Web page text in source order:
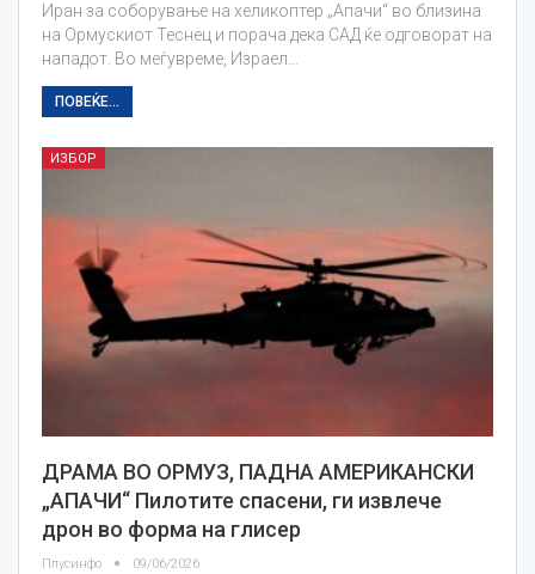
Иран за соборување на хеликоптер „Апачи“ во близина
на Ормускиот Теснец и порача дека САД ќе одговорат на
нападот. Во меѓувреме, Израел…
ПОВЕЌЕ...
ИЗБОР
ДРАМА ВО ОРМУЗ, ПАДНА АМЕРИКАНСКИ
„АПАЧИ“ Пилотите спасени, ги извлече
дрон во форма на глисер
Плусинфо 09/06/2026